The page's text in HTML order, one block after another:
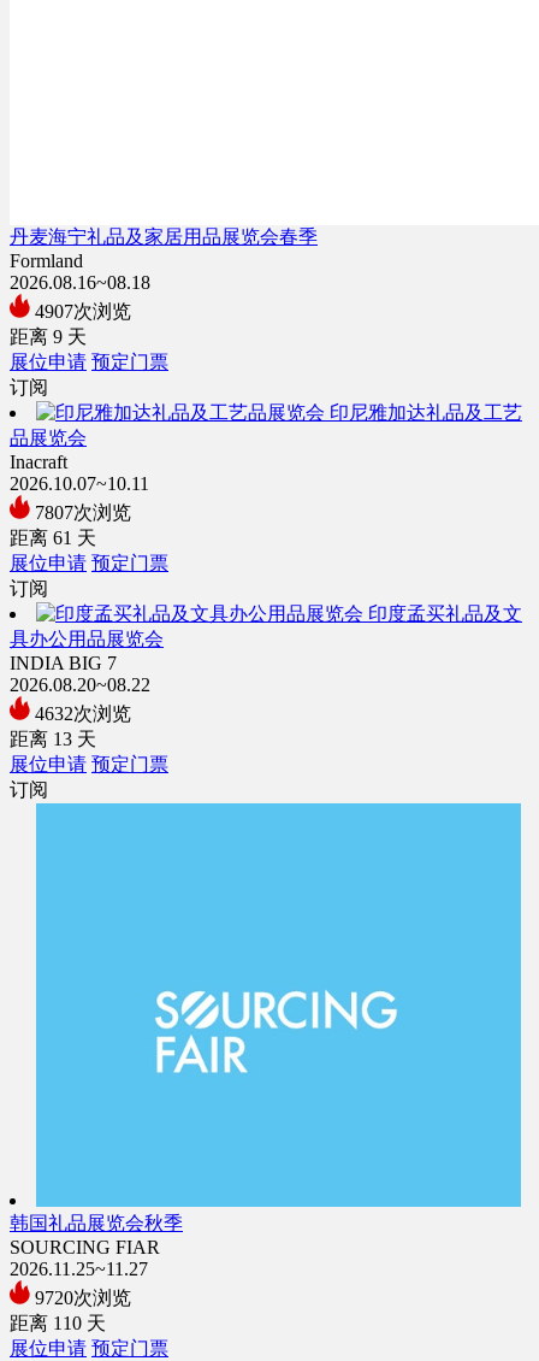
丹麦海宁礼品及家居用品展览会春季
Formland
2026.08.16~08.18
4907次浏览
距离 9 天
展位申请 预定门票
订阅
印尼雅加达礼品及工艺
品展览会
Inacraft
2026.10.07~10.11
7807次浏览
距离 61 天
展位申请 预定门票
订阅
印度孟买礼品及文
具办公用品展览会
INDIA BIG 7
2026.08.20~08.22
4632次浏览
距离 13 天
展位申请 预定门票
订阅
韩国礼品展览会秋季
SOURCING FIAR
2026.11.25~11.27
9720次浏览
距离 110 天
展位申请 预定门票